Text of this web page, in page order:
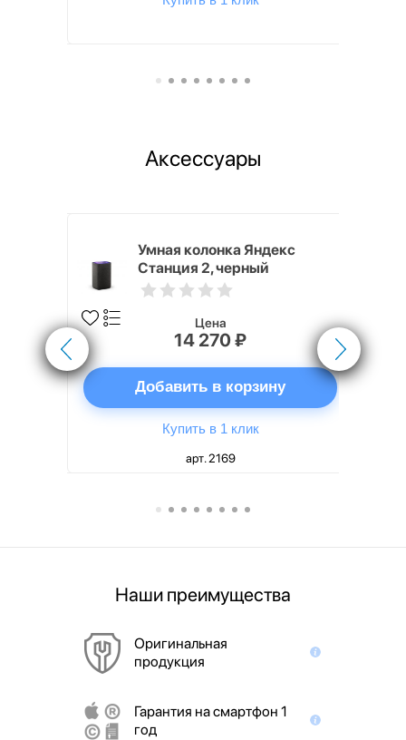
Аксессуары
Умная колонка Яндекс
Станция 2, черный
Цена
14 270 ₽
Добавить в корзину
Купить в 1 клик
арт. 2169
Наши преимущества
Оригинальная
продукция
Гарантия на смартфон 1
год